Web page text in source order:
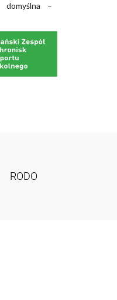
domyślna
–
RODO